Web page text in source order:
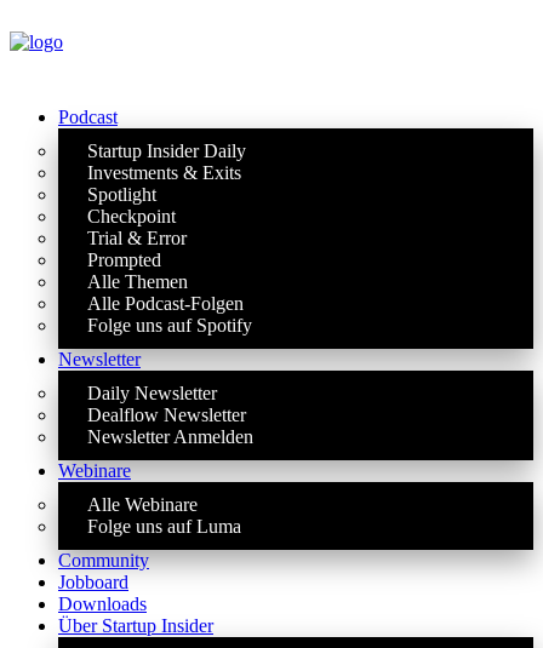
Podcast
Startup Insider Daily
Investments & Exits
Spotlight
Checkpoint
Trial & Error
Prompted
Alle Themen
Alle Podcast-Folgen
Folge uns auf Spotify
Newsletter
Daily Newsletter
Dealflow Newsletter
Newsletter Anmelden
Webinare
Alle Webinare
Folge uns auf Luma
Community
Jobboard
Downloads
Über Startup Insider